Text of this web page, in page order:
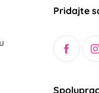
Pridajte